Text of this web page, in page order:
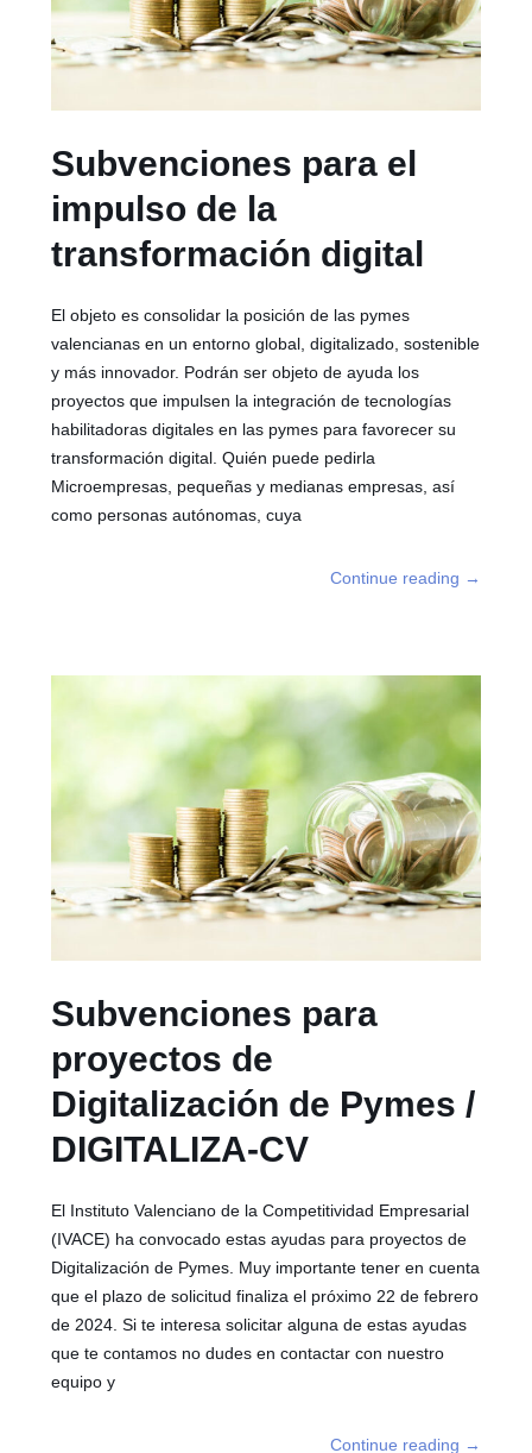
Subvenciones para el
impulso de la
transformación digital
El objeto es consolidar la posición de las pymes
valencianas en un entorno global, digitalizado, sostenible
y más innovador. Podrán ser objeto de ayuda los
proyectos que impulsen la integración de tecnologías
habilitadoras digitales en las pymes para favorecer su
transformación digital. Quién puede pedirla
Microempresas, pequeñas y medianas empresas, así
como personas autónomas, cuya
Continue reading →
Subvenciones para
proyectos de
Digitalización de Pymes /
DIGITALIZA-CV
El Instituto Valenciano de la Competitividad Empresarial
(IVACE) ha convocado estas ayudas para proyectos de
Digitalización de Pymes. Muy importante tener en cuenta
que el plazo de solicitud finaliza el próximo 22 de febrero
de 2024. Si te interesa solicitar alguna de estas ayudas
que te contamos no dudes en contactar con nuestro
equipo y
Continue reading →